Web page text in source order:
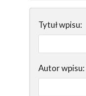
Tytuł wpisu:
Autor wpisu: